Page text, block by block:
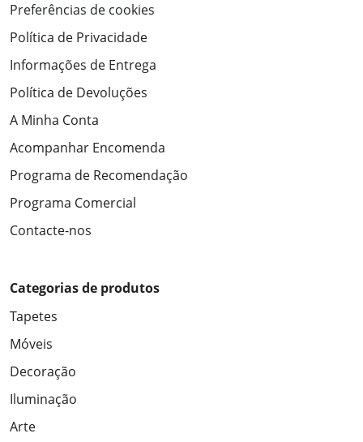
Preferências de cookies
Política de Privacidade
Informações de Entrega
Política de Devoluções
A Minha Conta
Acompanhar Encomenda
Programa de Recomendação
Programa Comercial
Contacte-nos
Categorias de produtos
Tapetes
Móveis
Decoração
Iluminação
Arte